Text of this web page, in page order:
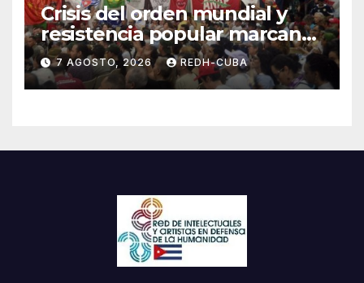
Crisis del orden mundial y
resistencia popular marcan
el inicio de la IV Asamblea
Continental de ALBA
Movimientos en Cuba
7 AGOSTO, 2026 REDH-CUBA